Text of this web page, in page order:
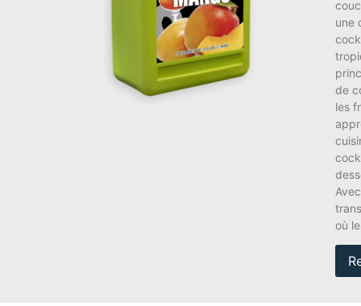
une
de
les
où